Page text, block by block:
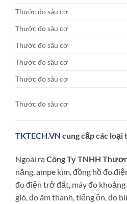
Thước đo sâu cơ
Thước đo sâu cơ
Thước đo sâu cơ
Thước đo sâu cơ
Thước đo sâu cơ
Thước đo sâu cơ
TKTECH.VN cung cấp các
Ngoài ra Công Ty TNHH
năng, ampe kìm, đồng hồ đo
đo điện trở đất, máy đo
gió, đo âm thanh, tiếng ồn, đo